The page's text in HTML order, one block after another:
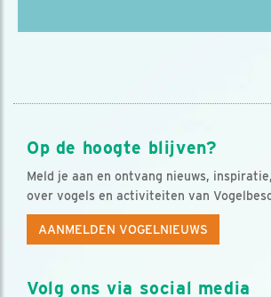
Op de hoogte blijven?
Meld je aan en ontvang nieuws,
over vogels en activiteiten van
AANMELDEN VOGELNIEUWS
Volg ons via social media